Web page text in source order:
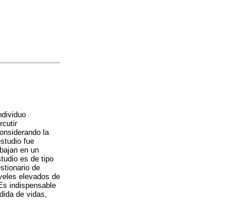
la
fue
en un
es de tipo
de
elevados de
indispensable
de vidas,